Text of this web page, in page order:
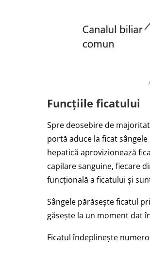
Funcțiile ficatului
Spre deosebire de
portă aduce la ficat
hepatică aprovizionează
capilare sanguine, fiecare
funcțională a ficatului și
Sângele părăsește ficatul
găsește la un moment dat
Ficatul îndeplinește